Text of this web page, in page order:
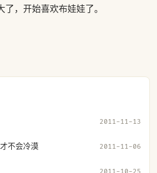
，开始喜欢布娃娃了。
2011-11-13
不会冷漠 2011-11-06